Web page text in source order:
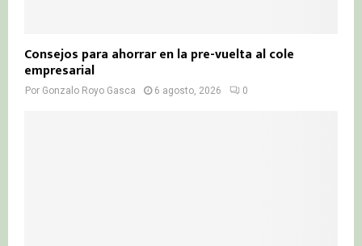
Consejos para ahorrar en la pre-vuelta al cole
empresarial
Por Gonzalo Royo Gasca 6 agosto, 2026 0